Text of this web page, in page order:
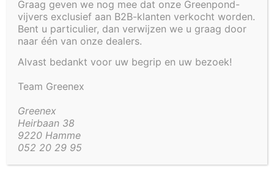
Om de beste ervaringen te bieden, gebruiken wij technologieën zoals
cookies om informatie over je apparaat op te slaan en/of te raadplegen.
Door in te stemmen met deze technologieën kunnen wij gegevens zoals
CM
TEST
LABEL
Graag geven we nog mee dat onze Greenpond-
vijvers exclusief aan B2B-klanten verkocht worden.
Bent u particulier, dan verwijzen we u graag door
naar één van onze dealers.
Alvast bedankt voor uw begrip en uw bezoek!
Team Greenex
Greenex
Heirbaan 38
9220 Hamme
052 20 29 95